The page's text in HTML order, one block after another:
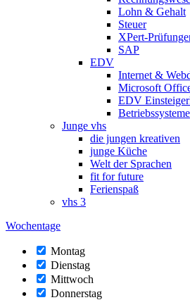
Lohn & Gehalt
Steuer
XPert-
SAP
EDV
Internet &
Microsoft
EDV
Betriebssysteme
Junge vhs
die jungen kreativen
junge Küche
Welt der Sprachen
fit for future
Ferienspaß
vhs 3
Wochentage
Montag
Dienstag
Mittwoch
Donnerstag